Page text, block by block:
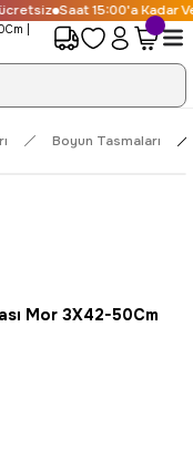
Saat 15:00'a Kadar
Boyun Tasmaları
Mor 3X42-50Cm